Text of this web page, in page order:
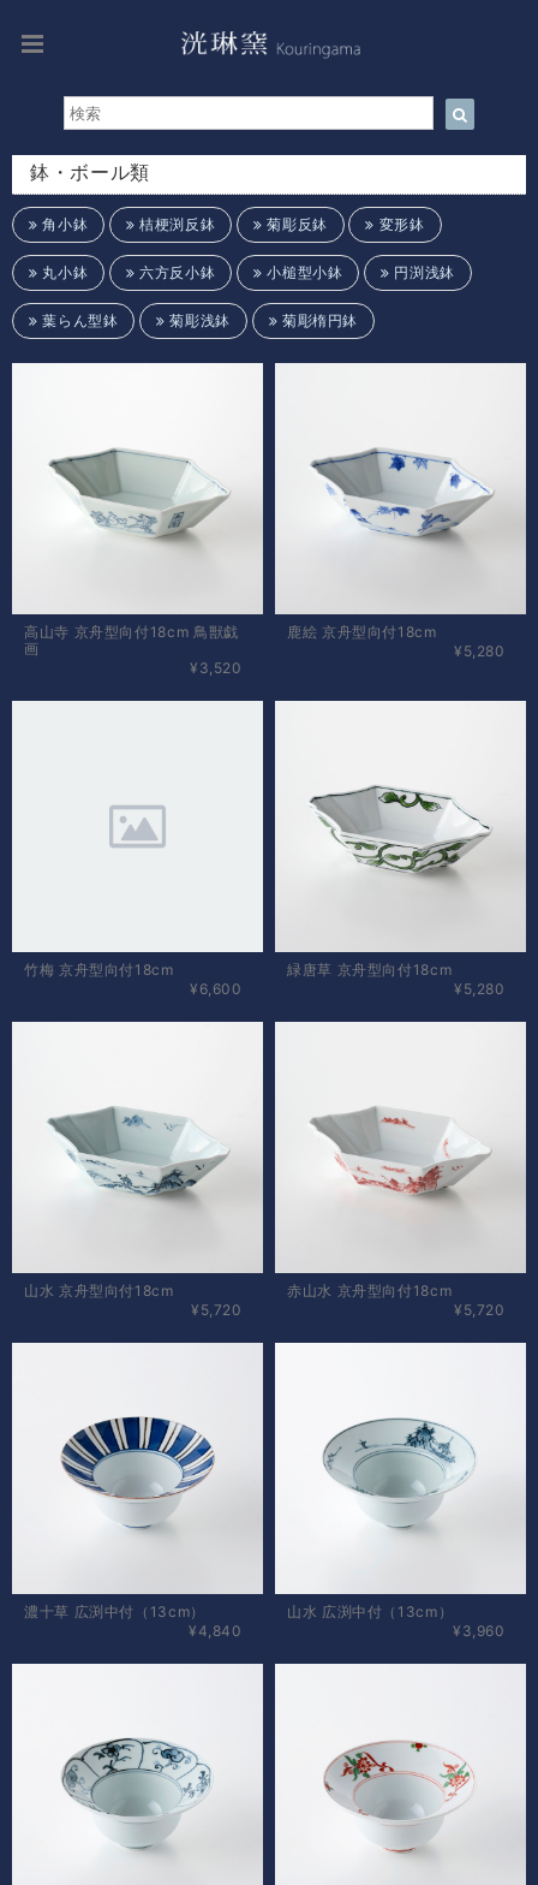
鉢・ボール類
角小鉢 桔梗渕反鉢 菊彫反鉢 変形鉢
丸小鉢 六方反小鉢 小槌型小鉢 円渕浅鉢
葉らん型鉢 菊彫浅鉢 菊彫楕円鉢
高山寺 京舟型向付18cm 鳥獣戯
画
¥3,520
鹿絵 京舟型向付18cm
¥5,280
竹梅 京舟型向付18cm
¥6,600
緑唐草 京舟型向付18cm
¥5,280
山水 京舟型向付18cm
¥5,720
赤山水 京舟型向付18cm
¥5,720
濃十草 広渕中付（13cm）
¥4,840
山水 広渕中付（13cm）
¥3,960